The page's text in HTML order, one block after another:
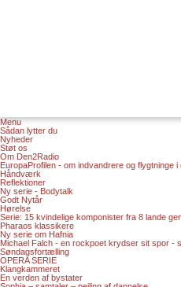
Menu
Sådan lytter du
Nyheder
Støt os
Om Den2Radio
EuropaProfilen - om indvandrere og flygtninge
Håndværk
Reflektioner
Ny serie - Bodytalk
Godt Nytår
Hørelse
Serie: 15 kvindelige komponister fra 8 lande
Pharaos klassikere
Ny serie om Hafnia
Michael Falch - en rockpoet krydser sit spor -
Søndagsfortælling
OPERA SERIE
Klangkammeret
En verden af bystater